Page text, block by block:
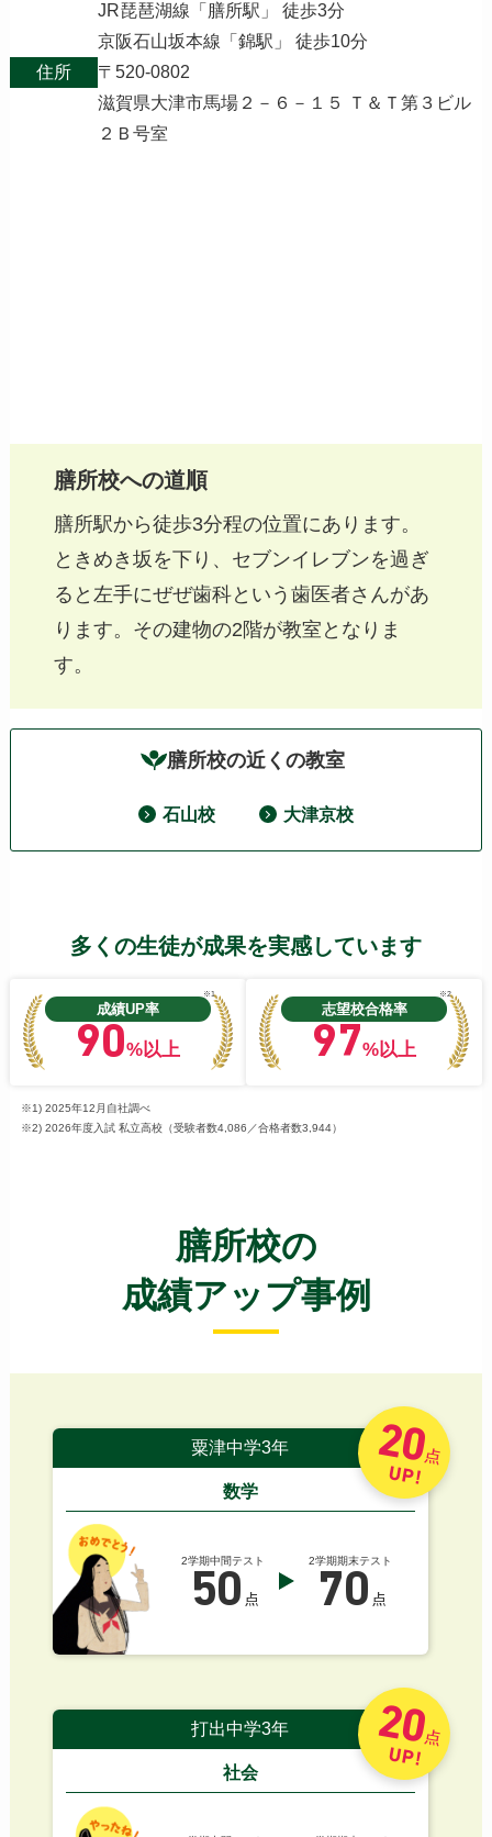
JR琵琶湖線「膳所駅」 徒歩3分
京阪石山坂本線「錦駅」 徒歩10分
住所
〒520-0802
滋賀県大津市馬場２－６－１５ Ｔ＆Ｔ第３ビル
２Ｂ号室
膳所校への道順
膳所駅から徒歩3分程の位置にあります。
ときめき坂を下り、セブンイレブンを過ぎ
ると左手にぜぜ歯科という歯医者さんがあ
ります。その建物の2階が教室となりま
す。
膳所校の近くの教室
石山校 大津京校
多くの生徒が成果を実感しています
成績UP率
※1
90%以上
志望校合格率
※2
97%以上
※1) 2025年12月自社調べ
※2) 2026年度入試 私立高校（受験者数4,086／合格者数3,944）
膳所校の
成績アップ事例
粟津中学3年
数学
2学期中間テスト
50 点
2学期期末テスト
70 点
20点
UP!
打出中学3年
社会
20点
UP!